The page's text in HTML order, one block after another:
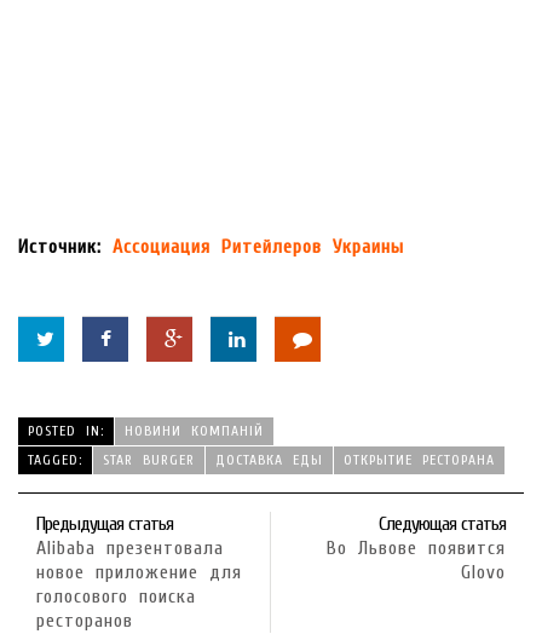
Источник: Ассоциация Ритейлеров Украины
POSTED IN:
НОВИНИ КОМПАНІЙ
TAGGED:
STAR BURGER ДОСТАВКА ЕДЫ ОТКРЫТИЕ РЕСТОРАНА
Предыдущая статья
Alibaba презентовала
новое приложение для
голосового поиска
ресторанов
Следующая статья
Во Львове появится
Glovo